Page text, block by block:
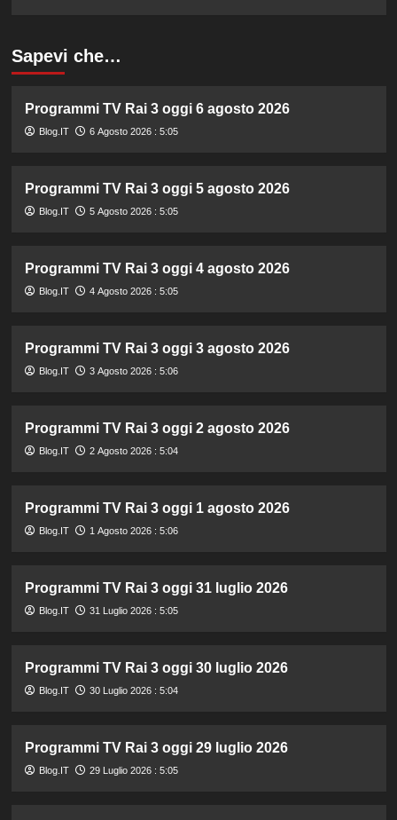
Sapevi che…
Programmi TV Rai 3 oggi 6 agosto 2026
Blog.IT 6 Agosto 2026 : 5:05
Programmi TV Rai 3 oggi 5 agosto 2026
Blog.IT 5 Agosto 2026 : 5:05
Programmi TV Rai 3 oggi 4 agosto 2026
Blog.IT 4 Agosto 2026 : 5:05
Programmi TV Rai 3 oggi 3 agosto 2026
Blog.IT 3 Agosto 2026 : 5:06
Programmi TV Rai 3 oggi 2 agosto 2026
Blog.IT 2 Agosto 2026 : 5:04
Programmi TV Rai 3 oggi 1 agosto 2026
Blog.IT 1 Agosto 2026 : 5:06
Programmi TV Rai 3 oggi 31 luglio 2026
Blog.IT 31 Luglio 2026 : 5:05
Programmi TV Rai 3 oggi 30 luglio 2026
Blog.IT 30 Luglio 2026 : 5:04
Programmi TV Rai 3 oggi 29 luglio 2026
Blog.IT 29 Luglio 2026 : 5:05